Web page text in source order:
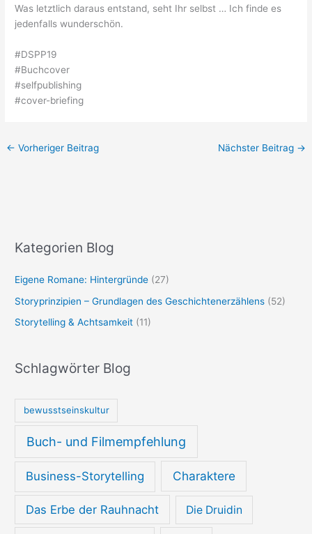
Was letztlich daraus entstand, seht Ihr selbst … Ich finde es
jedenfalls wunderschön.
#DSPP19
#Buchcover
#selfpublishing
#cover-briefing
← Vorheriger Beitrag Nächster Beitrag →
Kategorien Blog
Eigene Romane: Hintergründe (27)
Storyprinzipien – Grundlagen des Geschichtenerzählens (52)
Storytelling & Achtsamkeit (11)
Schlagwörter Blog
bewusstseinskultur
Buch- und Filmempfehlung
Business-Storytelling Charaktere
Das Erbe der Rauhnacht Die Druidin